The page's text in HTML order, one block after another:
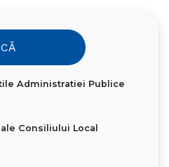
Administratiei Publice
Consiliului Local